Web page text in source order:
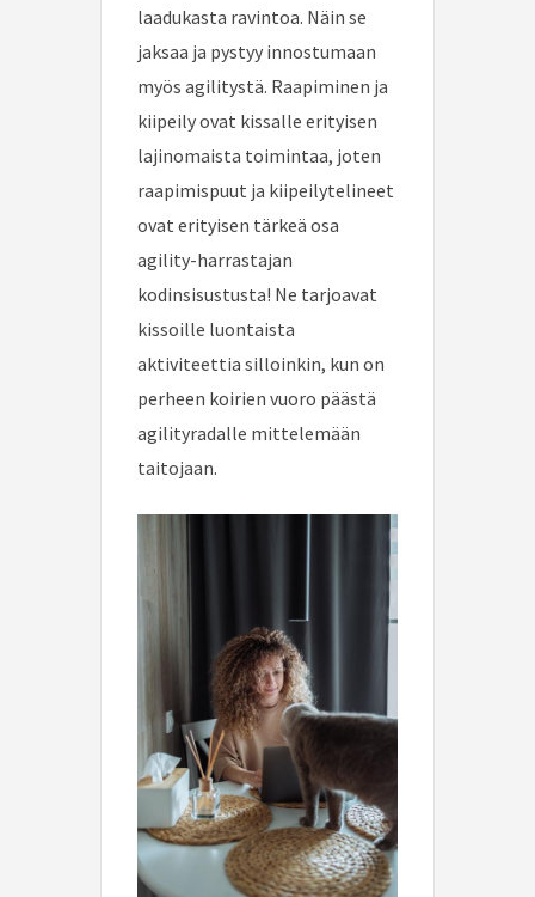
laadukasta ravintoa. Näin se
jaksaa ja pystyy innostumaan
myös agilitystä. Raapiminen ja
kiipeily ovat kissalle erityisen
lajinomaista toimintaa, joten
raapimispuut ja kiipeilytelineet
ovat erityisen tärkeä osa
agility-harrastajan
kodinsisustusta! Ne tarjoavat
kissoille luontaista
aktiviteettia silloinkin, kun on
perheen koirien vuoro päästä
agilityradalle mittelemään
taitojaan.